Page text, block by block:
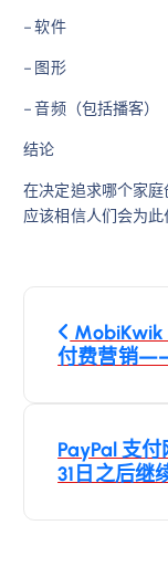
– 软件
– 图形
– 音频（包括播客）
结论
在决定追求哪个家
应该相信人们会为
文
章
覽
MobiKwik
付费营销
PayPal 支
31日之后继